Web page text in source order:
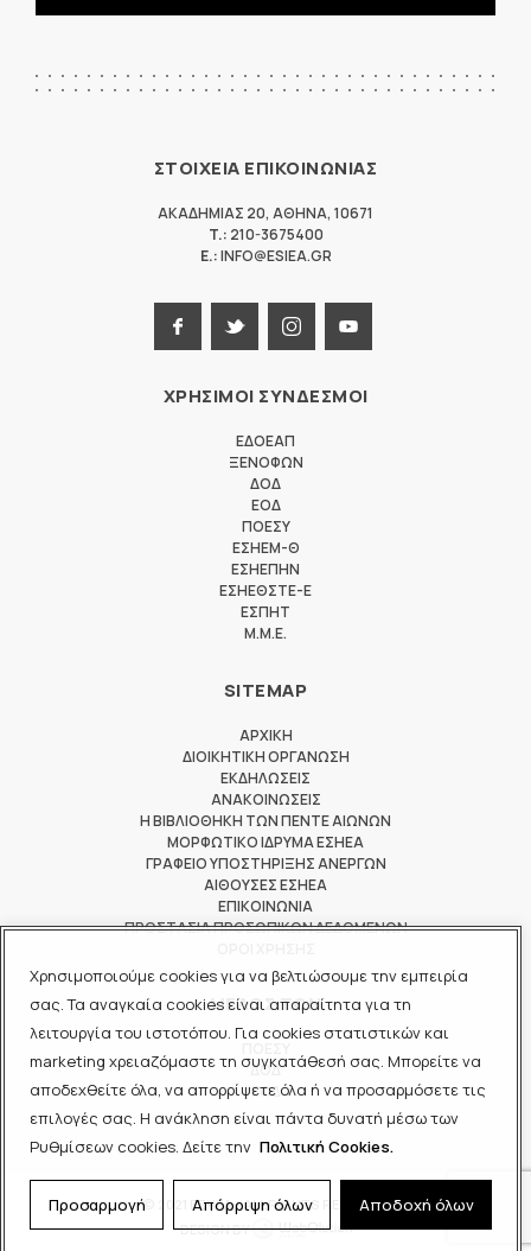
Χρησιμοποιούμε cookies για να βελτιώσουμε την εμπειρία
σας. Τα αναγκαία cookies είναι απαραίτητα για τη
λειτουργία του ιστοτόπου. Για cookies στατιστικών και
marketing χρειαζόμαστε τη συγκατάθεσή σας. Μπορείτε να
αποδεχθείτε όλα, να απορρίψετε όλα ή να προσαρμόσετε τις
επιλογές σας. Η ανάκληση είναι πάντα δυνατή μέσω των
Ρυθμίσεων cookies. Δείτε την Πολιτική Cookies.
Προσαρμογή Απόρριψη όλων Αποδοχή όλων
ΣΤΟΙΧΕΙΑ ΕΠΙΚΟΙΝΩΝΙΑΣ
ΑΚΑΔΗΜΙΑΣ 20, ΑΘΗΝΑ, 10671
T.: 210-3675400
E.:INFO@ESIEA.GR
ΧΡΗΣΙΜΟΙ ΣΥΝΔΕΣΜΟΙ
ΕΔΟΕΑΠ
ΞΕΝΟΦΩΝ
ΔΟΔ
ΕΟΔ
ΠΟΕΣΥ
ΕΣΗΕΜ-Θ
ΕΣΗΕΠΗΝ
ΕΣΗΕΘΣΤΕ-Ε
ΕΣΠΗΤ
M.M.E.
SITEMAP
ΑΡΧΙΚΗ
ΔΙΟΙΚΗΤΙΚΗ ΟΡΓΑΝΩΣΗ
ΕΚΔΗΛΩΣΕΙΣ
ΑΝΑΚΟΙΝΩΣΕΙΣ
Η ΒΙΒΛΙΟΘΗΚΗ ΤΩΝ ΠΕΝΤΕ ΑΙΩΝΩΝ
ΜΟΡΦΩΤΙΚΟ ΙΔΡΥΜΑ ΕΣΗΕΑ
ΓΡΑΦΕΙΟ ΥΠΟΣΤΗΡΙΞΗΣ ΑΝΕΡΓΩΝ
ΑΙΘΟΥΣΕΣ ΕΣΗΕΑ
ΕΠΙΚΟΙΝΩΝΙΑ
ΠΡΟΣΤΑΣΙΑ ΠΡΟΣΩΠΙΚΩΝ ΔΕΔΟΜΕΝΩΝ
ΜΕΛΟΣ ΤΩΝ
ΔΟΔ
ΕΟΔ
© 2021 ΕΣΗΕΑ - ALL RIGHTS RESERVED
DESIGN BY